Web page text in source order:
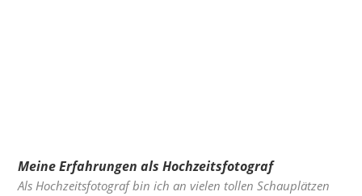
Meine Erfahrungen als Hochzeitsfotograf
Als Hochzeitsfotograf bin ich an vielen tollen Schauplätzen